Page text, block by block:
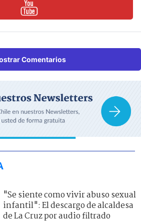
Comentarios
"Se siente como vivir abuso sexual
infantil": El descargo de alcaldesa
de La Cruz por audio filtrado